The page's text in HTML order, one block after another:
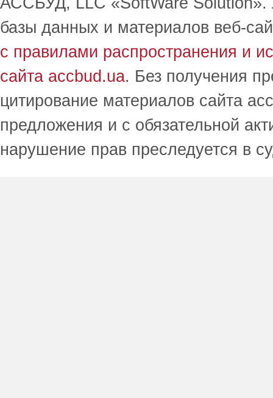
базы данных и материалов веб-
с правилами распространения и
сайта accbud.ua. Без получения
цитирование материалов сайта
предложения и с обязательной
нарушение прав преследуется в